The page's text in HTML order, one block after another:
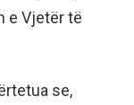
e Vjetër të
se,